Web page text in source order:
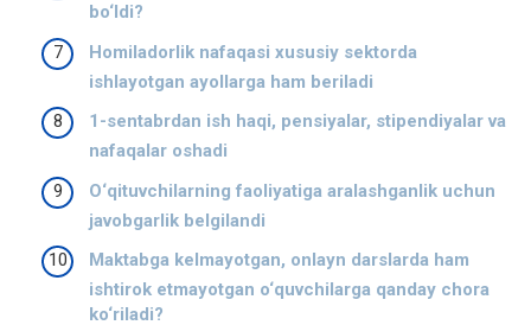
bo‘ldi?
Homiladorlik nafaqasi xususiy sektorda
ishlayotgan ayollarga ham beriladi
1-sentabrdan ish haqi, pensiyalar, stipendiyalar va
nafaqalar oshadi
O‘qituvchilarning faoliyatiga aralashganlik uchun
javobgarlik belgilandi
Maktabga kelmayotgan, onlayn darslarda ham
ishtirok etmayotgan o‘quvchilarga qanday chora
ko‘riladi?